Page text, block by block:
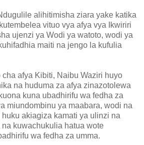
alihitimisha ziara yake katika
vituo vya afya vya Ikwiriri
ujenzi ya Wodi ya watoto, wodi ya
maiti na jengo la kufulia
afya Kibiti, Naibu Waziri huyo
na huduma za afya zinazotolewa
kuna ubadhirifu wa fedha za
miundombinu ya maabara, wodi na
akiagiza kamati ya ulinzi na
kuwachukulia hatua wote
wa fedha za umma.